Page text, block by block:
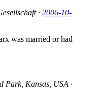
· 2006-10-
was married or had
Park, Kansas, USA ·